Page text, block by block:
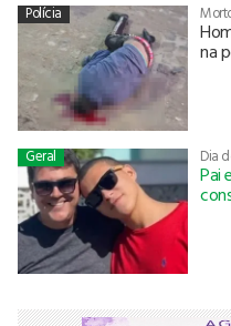
Polícia
na
Geral Dia
Pai